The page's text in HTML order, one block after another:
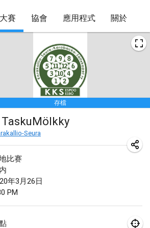
大賽 協會 應用程式 關於
存檔
TaskuMölkky
Seura
比赛
年3月26日
PM
月
New Year's Throw Mölkky
2020年1月1日 |捷克共和國
Tournoi Mixte ASPTTOM
2020年1月11日 |法國
Morukku tama League
2020年1月12日
Ystävyysturnaus
2020年1月18日